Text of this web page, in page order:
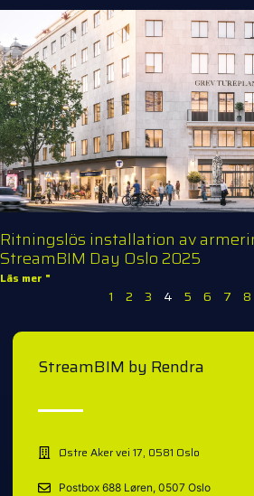
Ritningslös installation av
StreamBIM Day Oslo 2025
Läs mer "
1 2 3 4 5 6 7 8
StreamBIM by Rendra
Østre Aker vei 17, 0581 Oslo
Postbox 688 Løren, 0507 Oslo